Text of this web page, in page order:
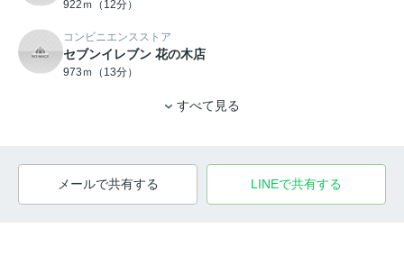
922ｍ（12分）
コンビニエンスストア
セブンイレブン 花の木店
973ｍ（13分）
すべて見る
メールで共有する LINEで共有する